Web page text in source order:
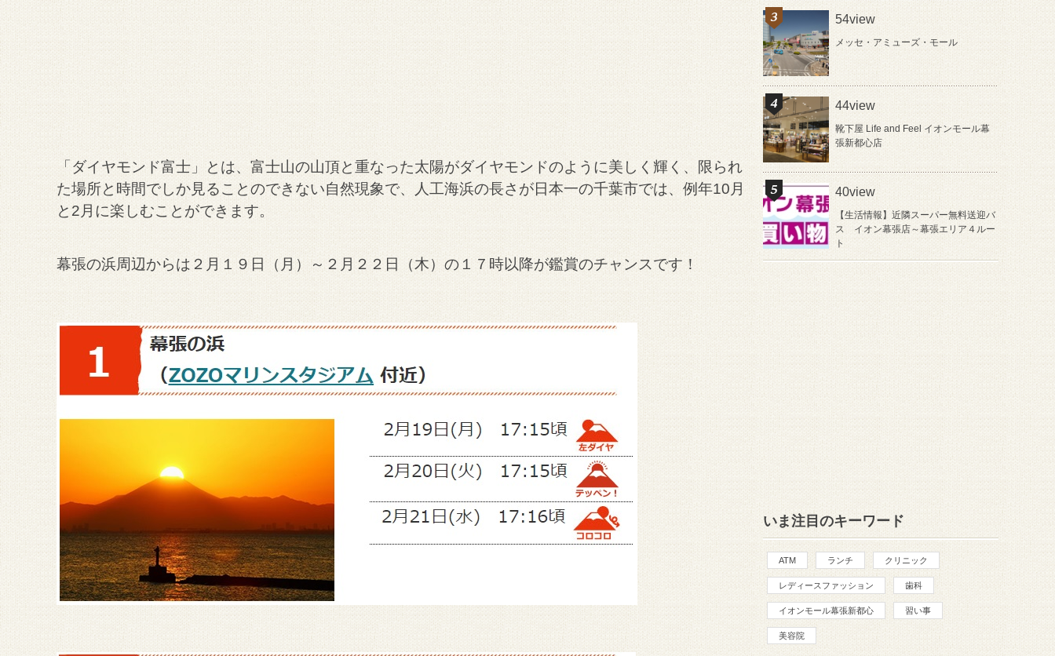
「ダイヤモンド富士」とは、富士山の山頂と重なった太陽がダイヤモンドのように美しく輝く、限られ
た場所と時間でしか見ることのできない自然現象で、人工海浜の長さが日本一の千葉市では、例年10月
と2月に楽しむことができます。
幕張の浜周辺からは２月１９日（月）～２月２２日（木）の１７時以降が鑑賞のチャンスです！
54view
メッセ・アミューズ・モール
44view
靴下屋 Life and Feel イオンモール幕
張新都心店
40view
【生活情報】近隣スーパー無料送迎バ
ス イオン幕張店～幕張エリア４ルー
ト
いま注目のキーワード
ATM ランチ クリニック
レディースファッション 歯科
イオンモール幕張新都心 習い事
美容院